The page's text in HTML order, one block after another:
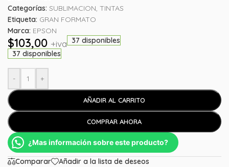
Categorías: SUBLIMACION, TINTAS
Etiqueta: GRAN FORMATO
Marca: EPSON
$103,00 +iva
37 disponibles
37 disponibles
- +
AÑADIR AL CARRITO
COMPRAR AHORA
¿Mas información sobre este producto?
Comparar
Añadir a la lista de deseos